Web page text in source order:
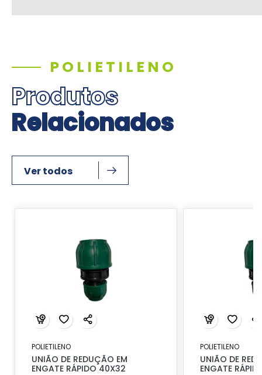
POLIETILENO
Produtos
Relacionados
Ver todos
POLIETILENO
UNIÃO DE REDUÇÃO EM
ENGATE RÁPIDO 40X32
POLIETILENO
UNIÃO DE
ENGATE